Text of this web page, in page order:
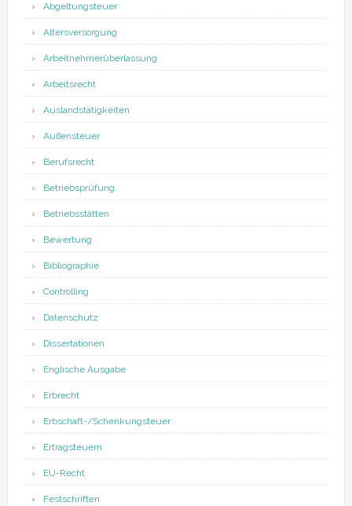
Abgeltungsteuer
Altersversorgung
Arbeitnehmerüberlassung
Arbeitsrecht
Auslandstätigkeiten
Außensteuer
Berufsrecht
Betriebsprüfung
Betriebsstätten
Bewertung
Bibliographie
Controlling
Datenschutz
Dissertationen
Englische Ausgabe
Erbrecht
Erbschaft-/Schenkungsteuer
Ertragsteuern
EU-Recht
Festschriften